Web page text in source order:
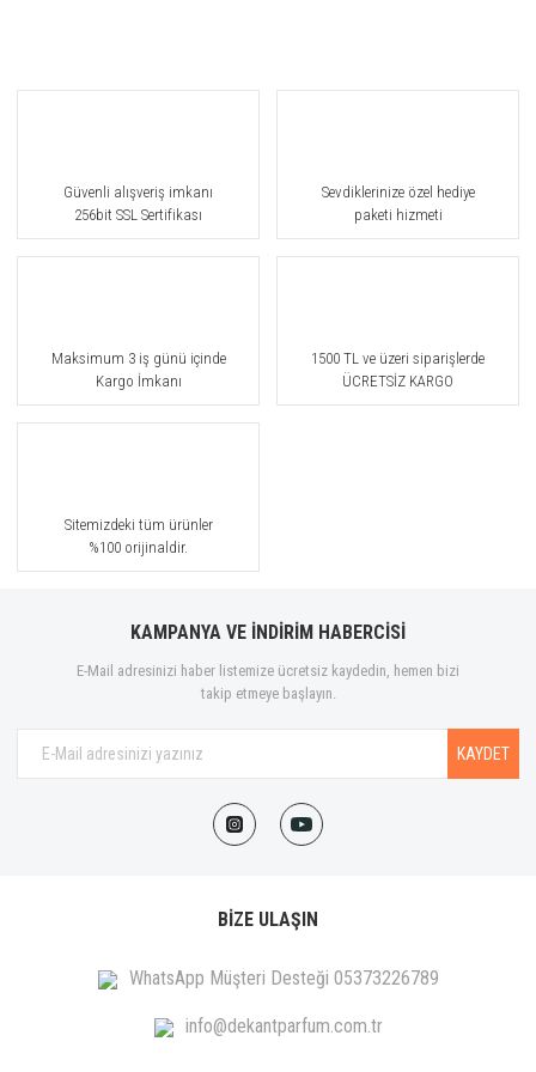
Güvenli alışveriş imkanı
256bit SSL Sertifikası
Sevdiklerinize özel hediye
paketi hizmeti
Maksimum 3 iş günü içinde
Kargo İmkanı
1500 TL ve üzeri siparişlerde
ÜCRETSİZ KARGO
Sitemizdeki tüm ürünler
%100 orijinaldir.
KAMPANYA VE İNDİRİM HABERCİSİ
E-Mail adresinizi haber listemize ücretsiz kaydedin, hemen bizi
takip etmeye başlayın.
KAYDET
BİZE ULAŞIN
WhatsApp Müşteri Desteği 05373226789
info@dekantparfum.com.tr